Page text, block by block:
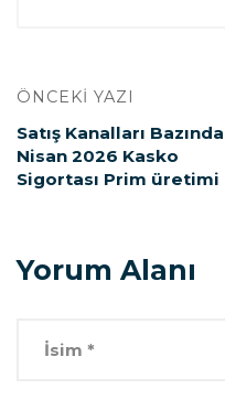
ÖNCEKI YAZI
Satış Kanalları Bazında
Nisan 2026 Kasko
Sigortası Prim üretimi
Yorum Alanı